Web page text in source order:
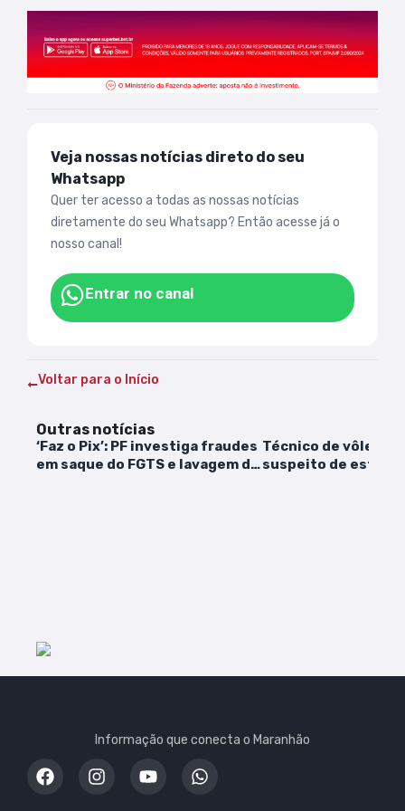
Veja nossas notícias direto do seu
Whatsapp
Quer ter acesso a todas as nossas notícias
diretamente do seu Whatsapp? Então acesse já o
nosso canal!
Entrar no canal
Voltar para o Início
Outras notícias
‘Faz o Pix’: PF investiga fraudes
em saque do FGTS e lavagem de
Técnico de vôlei é
suspeito de
Informação que conecta o Maranhão